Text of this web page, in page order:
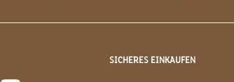
SICHERES EINKAUFEN